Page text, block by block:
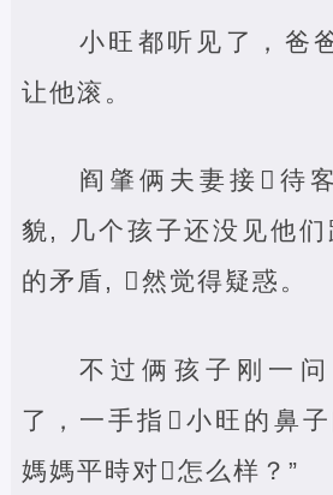
小旺都听见了，爸
让他滚。
阎肇俩夫妻接‌待
貌, 几个孩子还没见他
的矛盾, ‌然觉得疑惑。
不过俩孩子刚一
了，一手指‌小旺的鼻
媽媽平時对‌怎么样？”